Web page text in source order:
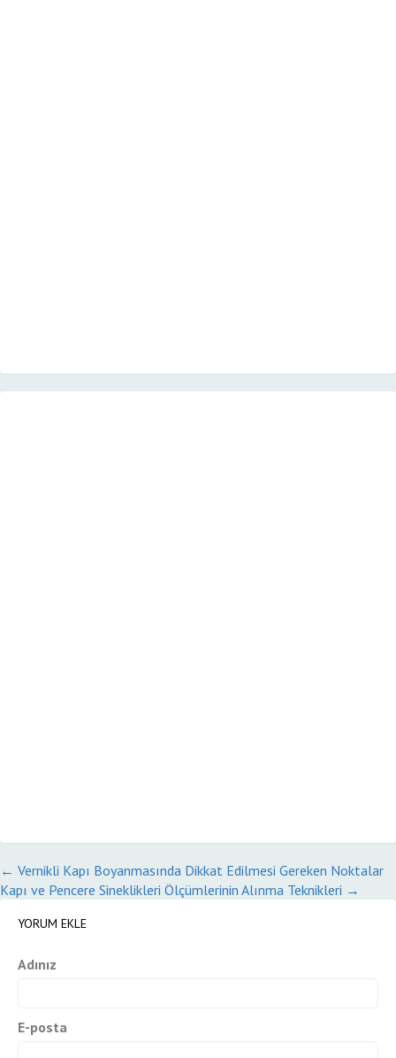
← Vernikli Kapı Boyanmasında Dikkat Edilmesi Gereken Noktalar
Kapı ve Pencere Sineklikleri Ölçümlerinin Alınma Teknikleri →
YORUM EKLE
Adınız
E-posta